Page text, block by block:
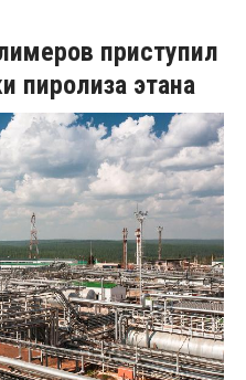
приступил
пиролиза этана